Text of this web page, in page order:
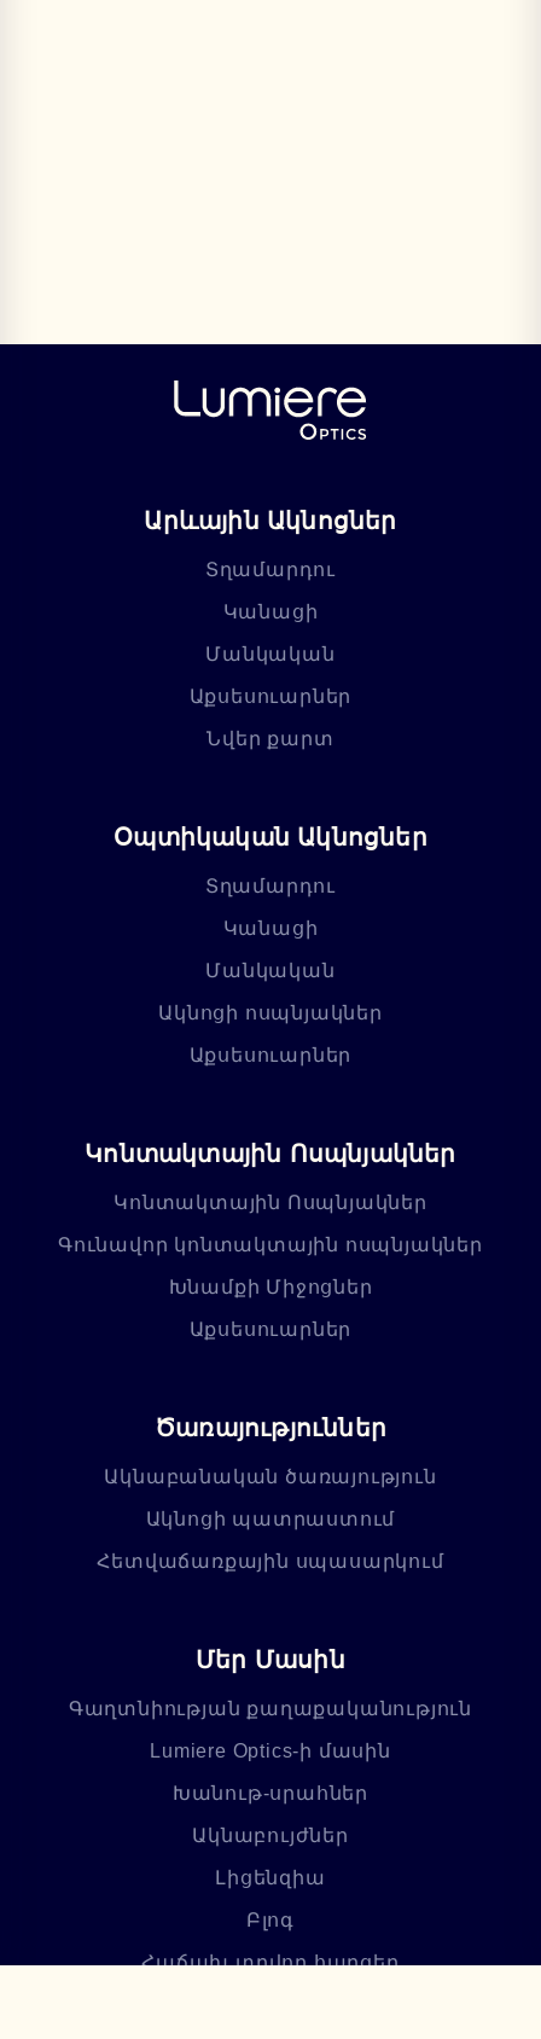
Արևային Ակնոցներ
Տղամարդու
Կանացի
Մանկական
Աքսեսուարներ
Նվեր քարտ
Օպտիկական Ակնոցներ
Տղամարդու
Կանացի
Մանկական
Ակնոցի ոսպնյակներ
Աքսեսուարներ
Կոնտակտային Ոսպնյակներ
Կոնտակտային Ոսպնյակներ
Գունավոր կոնտակտային ոսպնյակներ
Խնամքի Միջոցներ
Աքսեսուարներ
Ծառայություններ
Ակնաբանական ծառայություն
Ակնոցի պատրաստում
Հետվաճառքային սպասարկում
Մեր Մասին
Գաղտնիության քաղաքականություն
Lumiere Optics-ի մասին
Խանութ-սրահներ
Ակնաբույժներ
Լիցենզիա
Բլոգ
Հաճախ տրվող հարցեր